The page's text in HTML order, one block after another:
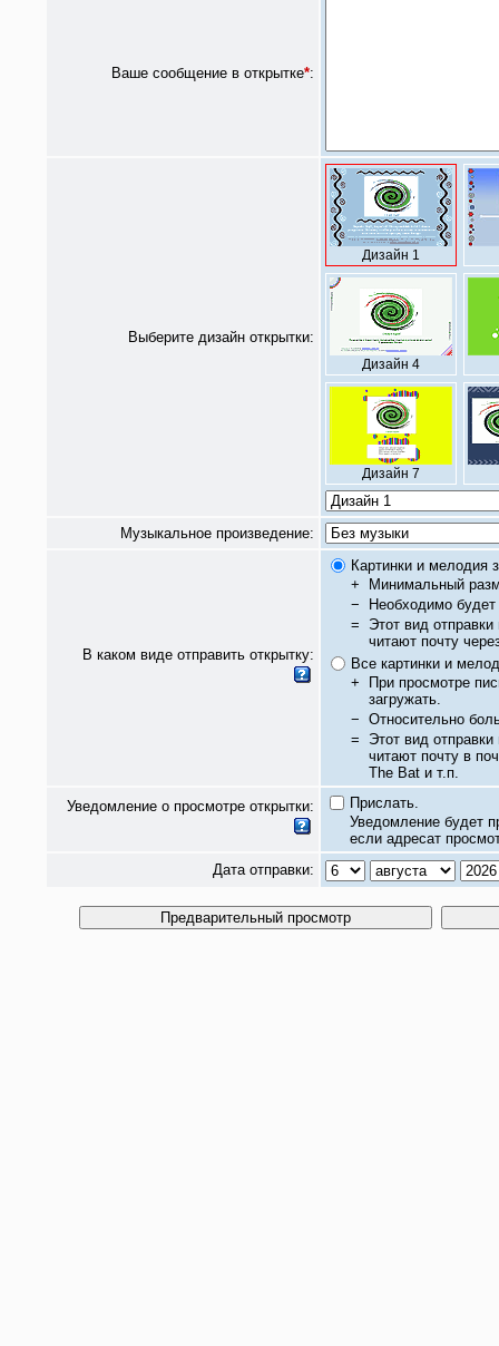
Ваше сообщение в открытке*:
Выберите дизайн открытки:
Дизайн 1
Дизайн 4
Дизайн 7
Музыкальное произведение:
В каком виде отправить открытку:
Картинки и мелодия
+
Минимальный
−
Необходимо будет
= Этот вид
читают почту
Все картинки и
+
При просмотре
загружать.
− Относительно
= Этот вид
читают почту в
The Bat и т.п.
Уведомление о просмотре открытки:
Прислать.
Уведомление будет
если адресат
Дата отправки: